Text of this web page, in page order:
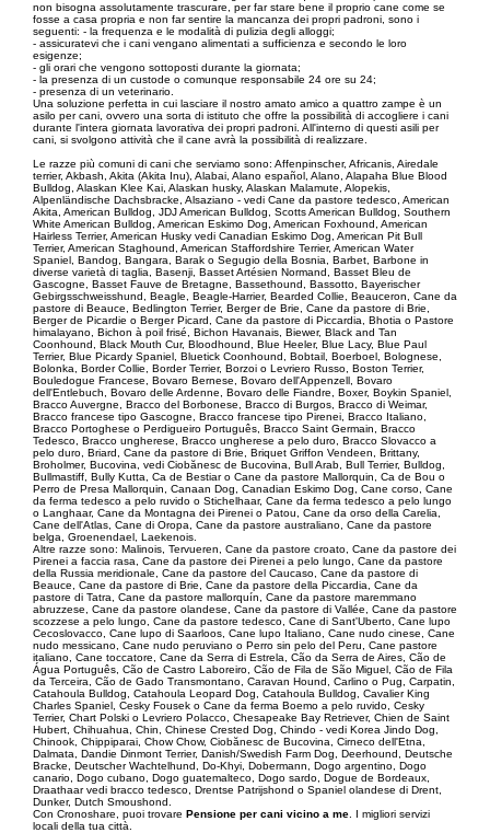
non bisogna assolutamente trascurare, per far stare bene il proprio cane come se
fosse a casa propria e non far sentire la mancanza dei propri padroni, sono i
seguenti: - la frequenza e le modalità di pulizia degli alloggi;
- assicuratevi che i cani vengano alimentati a sufficienza e secondo le loro
esigenze;
- gli orari che vengono sottoposti durante la giornata;
- la presenza di un custode o comunque responsabile 24 ore su 24;
- presenza di un veterinario.
Una soluzione perfetta in cui lasciare il nostro amato amico a quattro zampe è un
asilo per cani, ovvero una sorta di istituto che offre la possibilità di accogliere i cani
durante l'intera giornata lavorativa dei propri padroni. All'interno di questi asili per
cani, si svolgono attività che il cane avrà la possibilità di realizzare.
Le razze più comuni di cani che serviamo sono: Affenpinscher, Africanis, Airedale
terrier, Akbash, Akita (Akita Inu), Alabai, Alano español, Alano, Alapaha Blue Blood
Bulldog, Alaskan Klee Kai, Alaskan husky, Alaskan Malamute, Alopekis,
Alpenländische Dachsbracke, Alsaziano - vedi Cane da pastore tedesco, American
Akita, American Bulldog, JDJ American Bulldog, Scotts American Bulldog, Southern
White American Bulldog, American Eskimo Dog, American Foxhound, American
Hairless Terrier, American Husky vedi Canadian Eskimo Dog, American Pit Bull
Terrier, American Staghound, American Staffordshire Terrier, American Water
Spaniel, Bandog, Bangara, Barak o Segugio della Bosnia, Barbet, Barbone in
diverse varietà di taglia, Basenji, Basset Artésien Normand, Basset Bleu de
Gascogne, Basset Fauve de Bretagne, Bassethound, Bassotto, Bayerischer
Gebirgsschweisshund, Beagle, Beagle-Harrier, Bearded Collie, Beauceron, Cane da
pastore di Beauce, Bedlington Terrier, Berger de Brie, Cane da pastore di Brie,
Berger de Picardie o Berger Picard, Cane da pastore di Piccardia, Bhotia o Pastore
himalayano, Bichon à poil frisé, Bichon Havanais, Biewer, Black and Tan
Coonhound, Black Mouth Cur, Bloodhound, Blue Heeler, Blue Lacy, Blue Paul
Terrier, Blue Picardy Spaniel, Bluetick Coonhound, Bobtail, Boerboel, Bolognese,
Bolonka, Border Collie, Border Terrier, Borzoi o Levriero Russo, Boston Terrier,
Bouledogue Francese, Bovaro Bernese, Bovaro dell'Appenzell, Bovaro
dell'Entlebuch, Bovaro delle Ardenne, Bovaro delle Fiandre, Boxer, Boykin Spaniel,
Bracco Auvergne, Bracco del Borbonese, Bracco di Burgos, Bracco di Weimar,
Bracco francese tipo Gascogne, Bracco francese tipo Pirenei, Bracco Italiano,
Bracco Portoghese o Perdigueiro Português, Bracco Saint Germain, Bracco
Tedesco, Bracco ungherese, Bracco ungherese a pelo duro, Bracco Slovacco a
pelo duro, Briard, Cane da pastore di Brie, Briquet Griffon Vendeen, Brittany,
Broholmer, Bucovina, vedi Ciobănesc de Bucovina, Bull Arab, Bull Terrier, Bulldog,
Bullmastiff, Bully Kutta, Ca de Bestiar o Cane da pastore Mallorquin, Ca de Bou o
Perro de Presa Mallorquin, Canaan Dog, Canadian Eskimo Dog, Cane corso, Cane
da ferma tedesco a pelo ruvido o Stichelhaar, Cane da ferma tedesco a pelo lungo
o Langhaar, Cane da Montagna dei Pirenei o Patou, Cane da orso della Carelia,
Cane dell'Atlas, Cane di Oropa, Cane da pastore australiano, Cane da pastore
belga, Groenendael, Laekenois.
Altre razze sono: Malinois, Tervueren, Cane da pastore croato, Cane da pastore dei
Pirenei a faccia rasa, Cane da pastore dei Pirenei a pelo lungo, Cane da pastore
della Russia meridionale, Cane da pastore del Caucaso, Cane da pastore di
Beauce, Cane da pastore di Brie, Cane da pastore della Piccardia, Cane da
pastore di Tatra, Cane da pastore mallorquín, Cane da pastore maremmano
abruzzese, Cane da pastore olandese, Cane da pastore di Vallée, Cane da pastore
scozzese a pelo lungo, Cane da pastore tedesco, Cane di Sant'Uberto, Cane lupo
Cecoslovacco, Cane lupo di Saarloos, Cane lupo Italiano, Cane nudo cinese, Cane
nudo messicano, Cane nudo peruviano o Perro sin pelo del Peru, Cane pastore
italiano, Cane toccatore, Cane da Serra di Estrela, Cão da Serra de Aires, Cão de
Água Português, Cão de Castro Laboreiro, Cão de Fila de São Miguel, Cão de Fila
da Terceira, Cão de Gado Transmontano, Caravan Hound, Carlino o Pug, Carpatin,
Catahoula Bulldog, Catahoula Leopard Dog, Catahoula Bulldog, Cavalier King
Charles Spaniel, Cesky Fousek o Cane da ferma Boemo a pelo ruvido, Cesky
Terrier, Chart Polski o Levriero Polacco, Chesapeake Bay Retriever, Chien de Saint
Hubert, Chihuahua, Chin, Chinese Crested Dog, Chindo - vedi Korea Jindo Dog,
Chinook, Chippiparai, Chow Chow, Ciobănesc de Bucovina, Cirneco dell'Etna,
Dalmata, Dandie Dinmont Terrier, Danish/Swedish Farm Dog, Deerhound, Deutsche
Bracke, Deutscher Wachtelhund, Do-Khyi, Dobermann, Dogo argentino, Dogo
canario, Dogo cubano, Dogo guatemalteco, Dogo sardo, Dogue de Bordeaux,
Draathaar vedi bracco tedesco, Drentse Patrijshond o Spaniel olandese di Drent,
Dunker, Dutch Smoushond.
Con Cronoshare, puoi trovare Pensione per cani vicino a me . I migliori servizi
locali della tua città.